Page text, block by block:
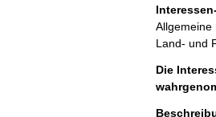
Allgemeine
Land- und
Die